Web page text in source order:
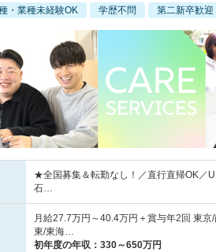
・業種未経験OK 学歴不問 第二新卒歓迎
★全国募集＆転勤なし！／直行直帰OK／
石…
月給27.7万円～40.4万円＋賞与年2回 東
東/東海…
初年度の年収： 330～650万円